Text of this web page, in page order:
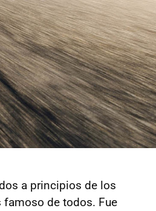
a principios de los
famoso de todos. Fue